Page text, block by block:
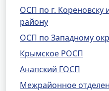
ОСП по г. Кореновску
району
ОСП по Западному
Крымское РОСП
Анапский ГОСП
Межрайонное